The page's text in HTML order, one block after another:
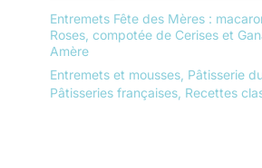
Entremets Fête des Mères :
Roses, compotée de Cerises et
Amère
Entremets et mousses Pâtisserie
Pâtisseries françaises Recettes